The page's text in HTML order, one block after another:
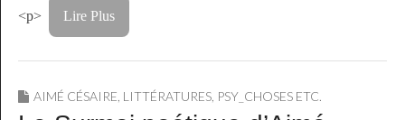
<p> Lire Plus
AIMÉ CÉSAIRE LITTÉRATURES PSY_CHOSES ETC.